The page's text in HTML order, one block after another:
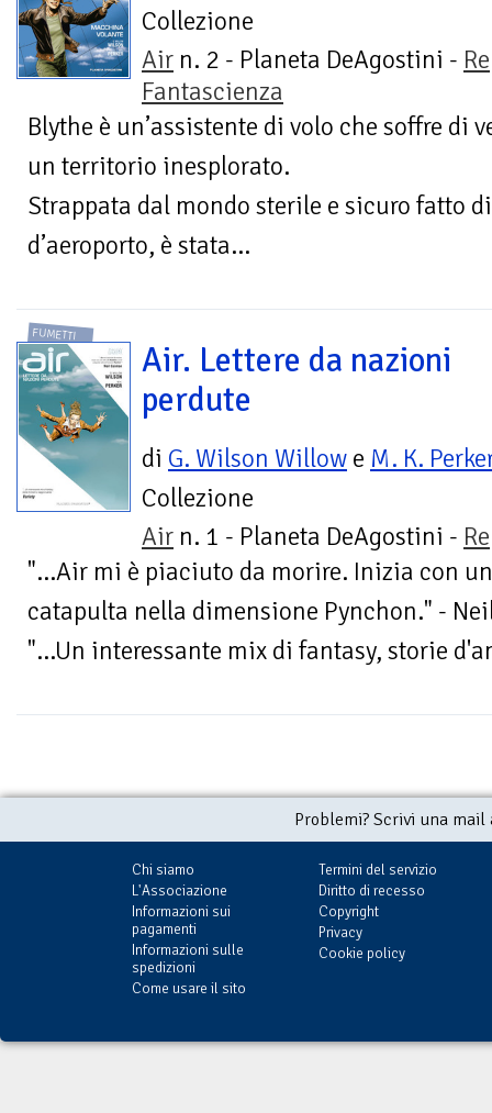
Collezione
Air n. 2 - Planeta DeAgostini -
Fantascienza
Blythe è un’assistente di volo che soffre di
un territorio inesplorato.
Strappata dal mondo sterile e sicuro fatto
d’aeroporto, è stata...
FUMETTI
Air. Lettere da nazioni
perdute
di G. Wilson Willow e M. K.
Collezione
Air n. 1 - Planeta DeAgostini -
"...Air mi è piaciuto da morire. Inizia con
catapulta nella dimensione Pynchon." -
"...Un interessante mix di fantasy, storie
Problemi? Scrivi una
Chi siamo
L'Associazione
Informazioni sui
pagamenti
Informazioni sulle
spedizioni
Come usare il sito
Termini del servizio
Diritto di recesso
Copyright
Privacy
Cookie policy